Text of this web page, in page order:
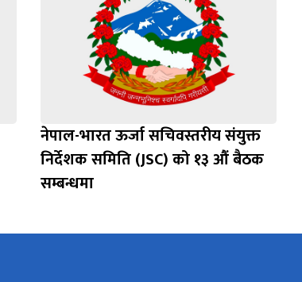
नेपाल-भारत ऊर्जा सचिवस्तरीय संयुक्त
निर्देशक समिति (JSC) को १३ औं बैठक
सम्बन्धमा